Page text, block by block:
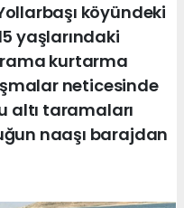
köyündeki
yaşlarındaki
kurtarma
neticesinde
altı taramaları
naaşı barajdan